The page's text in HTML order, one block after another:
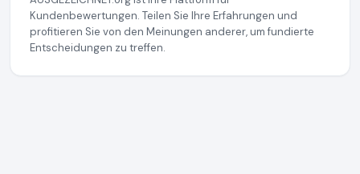
Kundenbewertungen. Teilen Sie Ihre Erfahrungen und
profitieren Sie von den Meinungen anderer, um fundierte
Entscheidungen zu treffen.